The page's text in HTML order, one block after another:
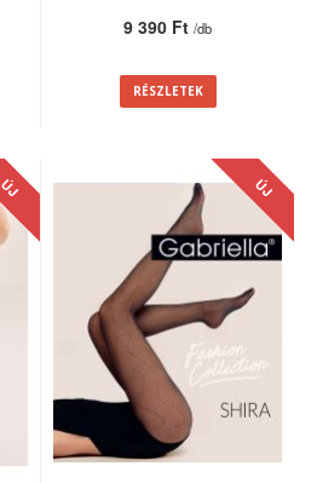
9 390 Ft/db
RÉSZLETEK
ÚJ ÚJ